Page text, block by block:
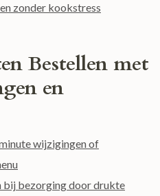
zonder kookstress
Bestellen met
en
wijzigingen of
bezorging door drukte